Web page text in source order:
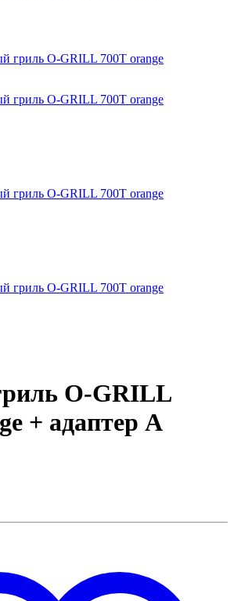
O-GRILL
+ адаптер А